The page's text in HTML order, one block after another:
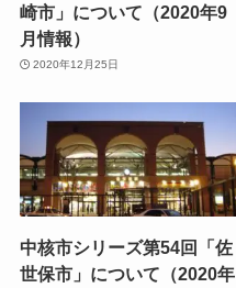
崎市」について（2020年9
月情報）
2020年12月25日
中核市シリーズ第54回「佐
世保市」について（2020年